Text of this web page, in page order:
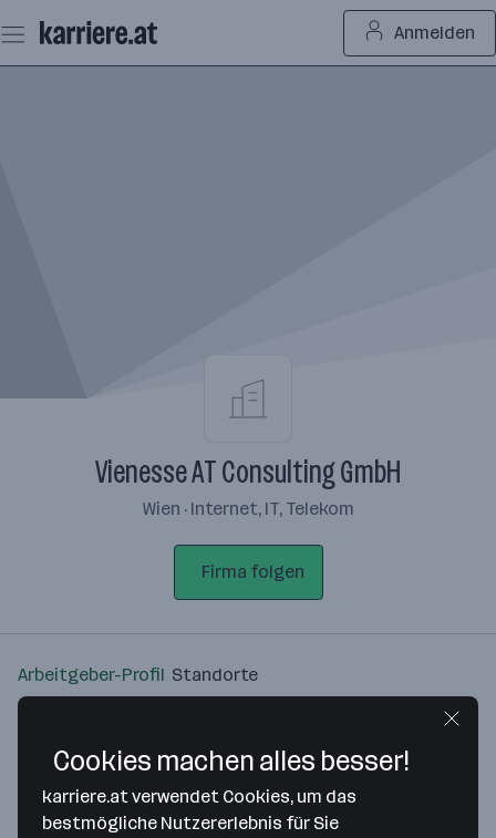
Seiteninhalt
springen
Anmelden
Vienesse AT Consulting GmbH
Wien · Internet, IT, Telekom
Firma folgen
Arbeitgeber-Profil Standorte
Cookies machen alles besser!
karriere.at verwendet Cookies, um das
bestmögliche Nutzererlebnis für Sie